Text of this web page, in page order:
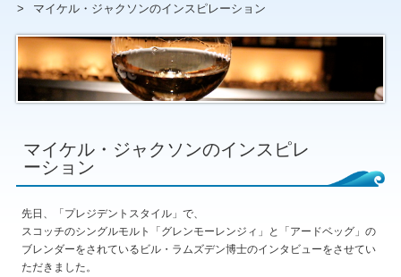
マイケル・ジャクソンのインスピレーション
マイケル・ジャクソンのインスピレ
ーション
先日、「プレジデントスタイル」で、
スコッチのシングルモルト「グレンモーレンジィ」と「アードベッグ」の
ブレンダーをされているビル・ラムズデン博士のインタビューをさせてい
ただきました。